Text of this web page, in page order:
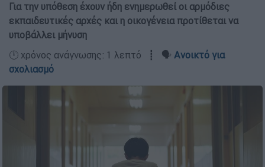
Για την υπόθεση έχουν ήδη ενημερωθεί οι αρμόδιες
εκπαιδευτικές αρχές και η οικογένεια προτίθεται να
υποβάλλει μήνυση
🕛 χρόνος ανάγνωσης: 1 λεπτό ┋ 🗣️ Ανοικτό για
σχολιασμό